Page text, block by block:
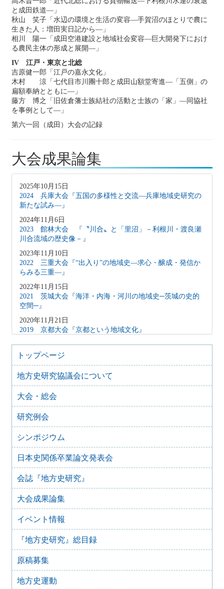
と成田鉄道―」
秋山 笑子「水辺の環境と生活の変容―手賀沼のほとりで農に
生きた人：増田実日記から―」
相川 陽一「成田空港建設と地域社会変容―巨大開発下におけ
る農民主体の形成と展開―」
IV 江戸・東京と北総
吉原健一郎「江戸の嘉永文化」
木村 涼「七代目市川團十郎と成田山額堂寄進―「五側」の
扁額奉納とともに―」
藤方 博之「旧佐倉藩士族結社の活動と士族の「家」―同協社
を事例として―」
第六一回（成田）大会の記録
大会成果論集
2025年10月15日
2024 兵庫大会『五国の多様性と交流―兵庫地域史研究の
新たな試み―』
2024年11月6日
2023 館林大会 『〝川合〟と「里沼」－利根川・渡良瀬
川合流域の歴史像－』
2023年11月10日
2022 三重大会『“出入り”の地域史―求心・醸成・発信か
らみる三重―』
2022年11月15日
2021 茨城大会『海洋・内海・河川の地域史─茨城の史的
空間─』
2020年11月21日
2019 京都大会『京都という地域文化』
2019年10月6日
2018 神奈川大会『拠点にみる相武の地域史―鎌倉・小田
原・横浜―』
2018年10月20日
2017 徳島発展の歴史的基盤―「地力」と地域社会―
2017年10月8日
2016 信越国境の歴史像-「間」と「境」の地方史-
2017年4月14日
2015 三河大会『三河―交流からみる地域形成とその変容』
2015年10月25日
2014年 埼玉大会 『北武蔵の地域形成―水と地形が織りな
す歴史像―』
2014年12月12日
2013年 金沢大会 『〝伝統〞の礎―加賀・能登・金沢の地
域史―』
2014年3月14日
たち』
2013年2月26日
2011年 庄内大会 『出羽庄内の風土と歴史像』
2010年 成田大会 『北総地域の水辺と台地―生活空間の歴
トップページ
地方史研究協議会について
大会・総会
研究例会
シンポジウム
日本史関係卒業論文発表会
会誌『地方史研究』
大会成果論集
イベント情報
『地方史研究』総目録
原稿募集
地方史運動